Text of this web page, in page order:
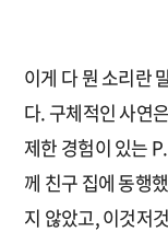
이게 다 뭔 소리란
다. 구체적인 사연
제한 경험이 있는
께 친구 집에 동행
지 않았고, 이것저